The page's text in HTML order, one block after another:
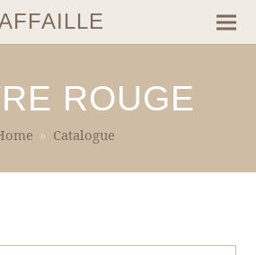
ROUGE
» Catalogue